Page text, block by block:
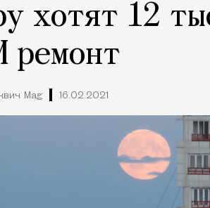
хотят 12
ремонт
Mag 16.02.2021